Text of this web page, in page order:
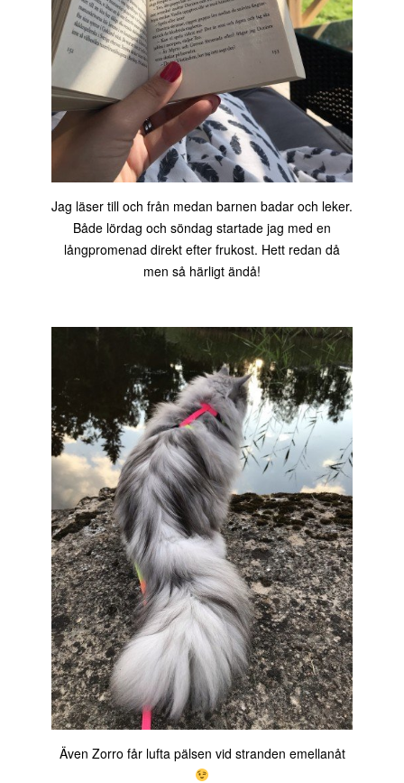
Jag läser till och från medan barnen badar och leker.
Både lördag och söndag startade jag med en
långpromenad direkt efter frukost. Hett redan då
men så härligt ändå!
Även Zorro får lufta pälsen vid stranden emellanåt